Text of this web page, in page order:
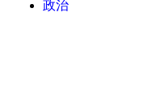
政治